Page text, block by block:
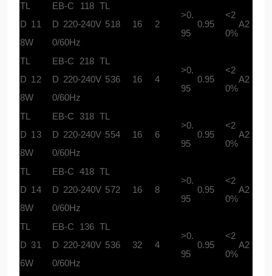
TL
D 1
8W
1
EB-C 118 TL
D 220-240V 5
0/60Hz
18 16 2
>0.
95
0.95
<2
0%
A2
TL
D 1
8W
2
EB-C 218 TL
D 220-240V 5
0/60Hz
36 16 4
>0.
95
0.95
<2
0%
A2
TL
D 1
8W
3
EB-C 318 TL
D 220-240V 5
0/60Hz
54 16 6
>0.
95
0.95
<2
0%
A2
TL
D 1
8W
4
EB-C 418 TL
D 220-240V 5
0/60Hz
72 16 8
>0.
95
0.95
<2
0%
A2
TL
D 3
6W
1
EB-C 136 TL
D 220-240V 5
0/60Hz
36 32 4
>0.
95
0.95
<2
0%
A2